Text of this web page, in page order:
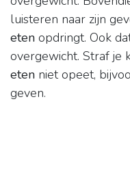
luisteren naar zijn
eten opdringt. Ook
overgewicht. Straf je
eten niet opeet,
geven.